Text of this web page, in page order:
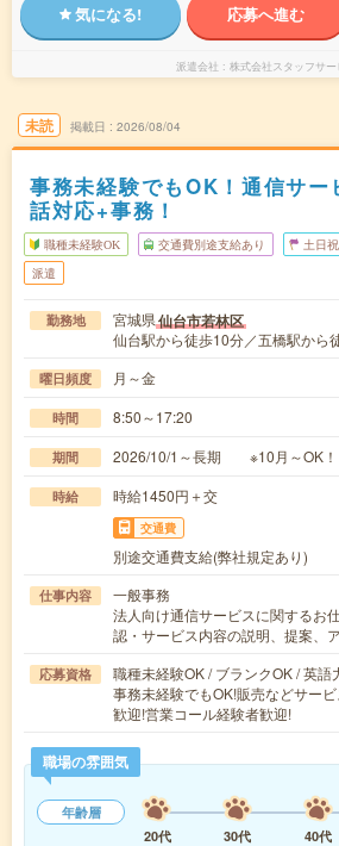
気になる! 応募へ進む
派遣会社 株式会社スタッフサー
未読 掲載日 2026/08/04
事務未経験でもOK！通信サー
話対応+事務！
職種未経験OK 交通費別途支給あり 土日
派遣
勤務地 宮城県仙台市若林区
仙台駅から徒歩10分／五橋駅から
曜日頻度 月～金
時間 8:50～17:20
期間 2026/10/1～長期 ※10月～OK！
時給 時給1450円＋交
交通費
別途交通費支給(弊社規定あり)
仕事内容
一般事務
法人向け通信サービスに関するお
認・サービス内容の説明、提案、
応募資格
職種未経験OK / ブランクOK / 英語
事務未経験でもOK!販売などサー
歓迎!営業コール経験者歓迎!
職場の雰囲気
年齢層
20代
30代 40代